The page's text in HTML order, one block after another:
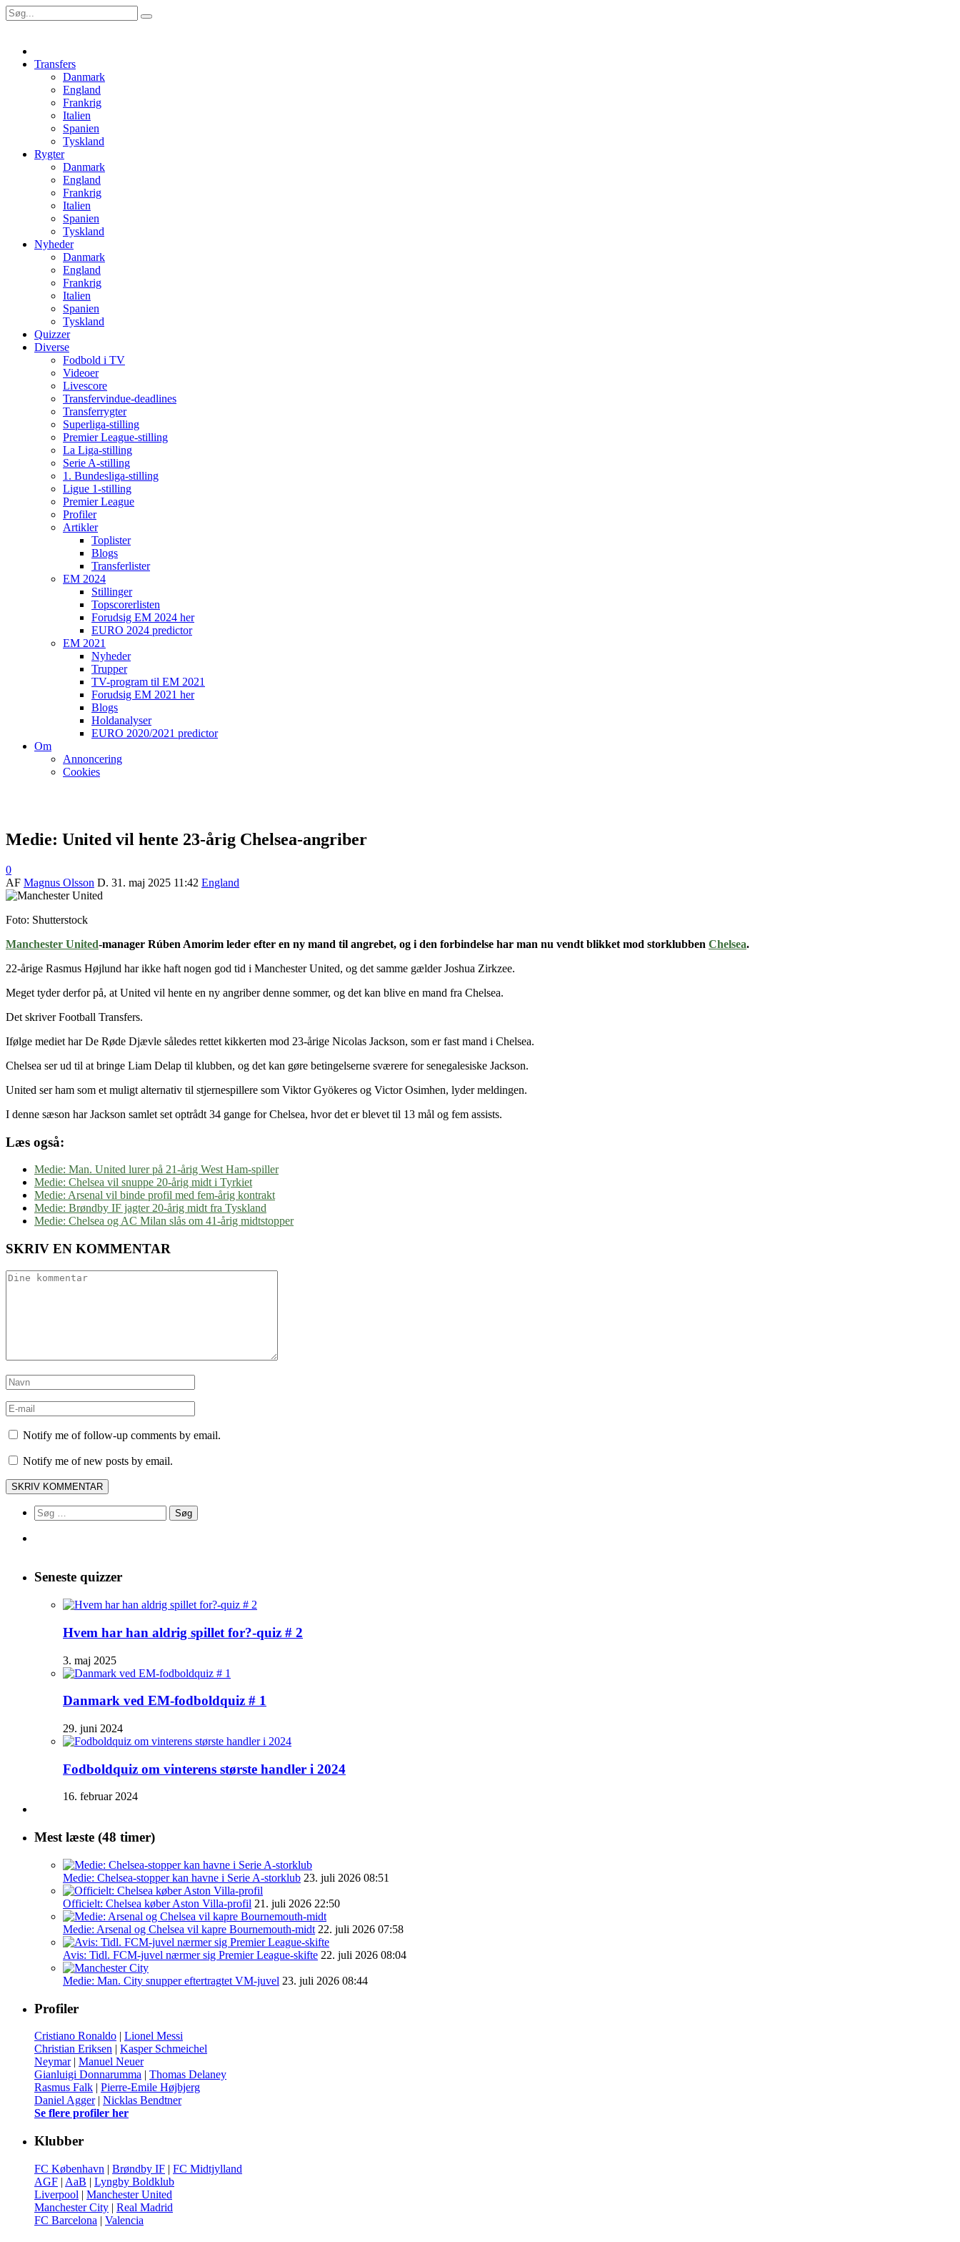
Transfers
Danmark
England
Frankrig
Italien
Spanien
Tyskland
Rygter
Danmark
England
Frankrig
Italien
Spanien
Tyskland
Nyheder
Danmark
England
Frankrig
Italien
Spanien
Tyskland
Quizzer
Diverse
Fodbold i TV
Videoer
Livescore
Transfervindue-deadlines
Transferrygter
Superliga-stilling
Premier League-stilling
La Liga-stilling
Serie A-stilling
1. Bundesliga-stilling
Ligue 1-stilling
Premier League
Profiler
Artikler
Toplister
Blogs
Transferlister
EM 2024
Stillinger
Topscorerlisten
Forudsig EM 2024 her
EURO 2024 predictor
EM 2021
Nyheder
Trupper
TV-program til EM 2021
Forudsig EM 2021 her
Blogs
Holdanalyser
EURO 2020/2021 predictor
Om
Annoncering
Cookies
Medie: United vil hente 23-årig Chelsea-angriber
0
AF Magnus Olsson D. 31. maj 2025 11:42 England
Foto: Shutterstock
Manchester United-manager Rúben Amorim leder efter en ny mand til angrebet, og i den forbindelse har man nu vendt blikket mod storklubben Chelsea.
22-årige Rasmus Højlund har ikke haft nogen god tid i Manchester United, og det samme gælder Joshua Zirkzee.
Meget tyder derfor på, at United vil hente en ny angriber denne sommer, og det kan blive en mand fra Chelsea.
Det skriver Football Transfers.
Ifølge mediet har De Røde Djævle således rettet kikkerten mod 23-årige Nicolas Jackson, som er fast mand i Chelsea.
Chelsea ser ud til at bringe Liam Delap til klubben, og det kan gøre betingelserne sværere for senegalesiske Jackson.
United ser ham som et muligt alternativ til stjernespillere som Viktor Gyökeres og Victor Osimhen, lyder meldingen.
I denne sæson har Jackson samlet set optrådt 34 gange for Chelsea, hvor det er blevet til 13 mål og fem assists.
Læs også:
Medie: Man. United lurer på 21-årig West Ham-spiller
Medie: Chelsea vil snuppe 20-årig midt i Tyrkiet
Medie: Arsenal vil binde profil med fem-årig kontrakt
Medie: Brøndby IF jagter 20-årig midt fra Tyskland
Medie: Chelsea og AC Milan slås om 41-årig midtstopper
SKRIV EN KOMMENTAR
Notify me of follow-up comments by email.
Notify me of new posts by email.
Søg
efter:
Seneste quizzer
Hvem har han aldrig spillet for?-quiz # 2
3. maj 2025
Danmark ved EM-fodboldquiz # 1
29. juni 2024
Fodboldquiz om vinterens største handler i 2024
16. februar 2024
Mest læste (48 timer)
Medie: Chelsea-stopper kan havne i Serie A-storklub 23. juli 2026 08:51
Officielt: Chelsea køber Aston Villa-profil 21. juli 2026 22:50
Medie: Arsenal og Chelsea vil kapre Bournemouth-midt 22. juli 2026 07:58
Avis: Tidl. FCM-juvel nærmer sig Premier League-skifte 22. juli 2026 08:04
Medie: Man. City snupper eftertragtet VM-juvel 23. juli 2026 08:44
Profiler
Cristiano Ronaldo | Lionel Messi
Christian Eriksen | Kasper Schmeichel
Neymar| Manuel Neuer
Gianluigi Donnarumma | Thomas Delaney
Rasmus Falk | Pierre-Emile Højbjerg
Daniel Agger| Nicklas Bendtner
Se flere profiler her
Klubber
FC København | Brøndby IF | FC Midtjylland
AGF | AaB | Lyngby Boldklub
Liverpool | Manchester United
Manchester City | Real Madrid
FC Barcelona | Valencia